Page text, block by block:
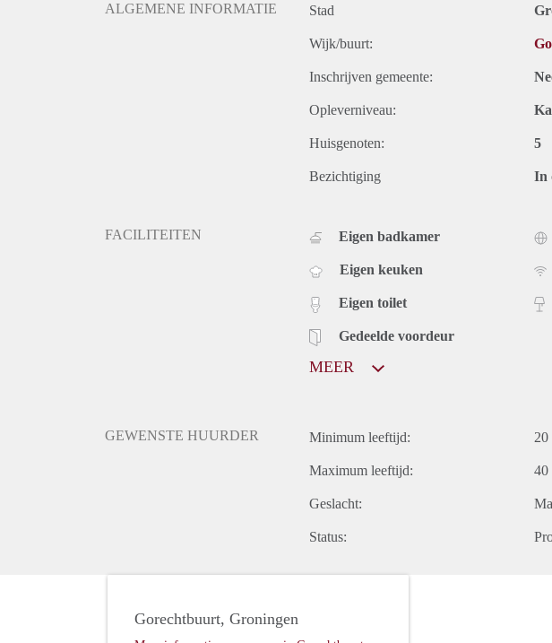
ALGEMENE INFORMATIE Stad
Wijk/buurt:
Inschrijven gemeente:
Opleverniveau:
Huisgenoten: 5
Bezichtiging In
FACILITEITEN Eigen badkamer
Eigen keuken
Eigen toilet
Gedeelde voordeur
MEER
GEWENSTE HUURDER Minimum leeftijd: 20
Maximum leeftijd: 40
Geslacht:
Status:
Gorechtbuurt, Groningen